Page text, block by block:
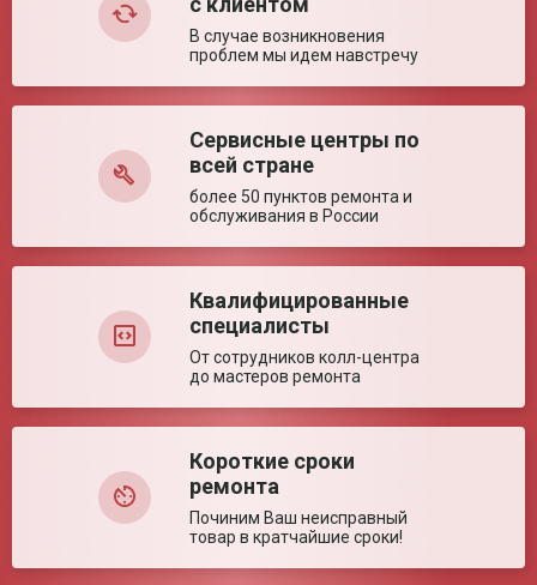
Глубина сиденья (±
400 мм
142/570 мм
Высота сиденья (±
5%)
430 мм
Ключевые преимущества
Особенности Алюминиевая рама. Облегченная конструкция.
Оставить отзыв
В случае возникновения
проблем мы идем навстречу
Сервисные центры по
всей стране
более 50 пунктов ремонта и
обслуживания в России
Квалифицированные
специалисты
От сотрудников колл-центра
до мастеров ремонта
Короткие сроки
ремонта
Починим Ваш неисправный
товар в кратчайшие сроки!